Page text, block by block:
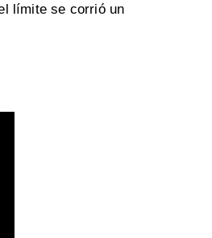
límite se corrió un